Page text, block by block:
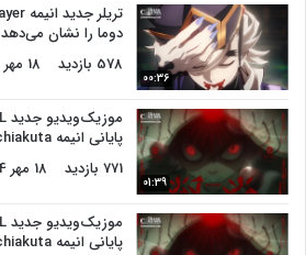
00:36
دوما را نشان می‌دهد
578 بازدید
18 مهر 1404
01:39
پایانی انیمه Gachiakuta
771 بازدید
18 مهر 1404
پایانی انیمه Gachiakuta